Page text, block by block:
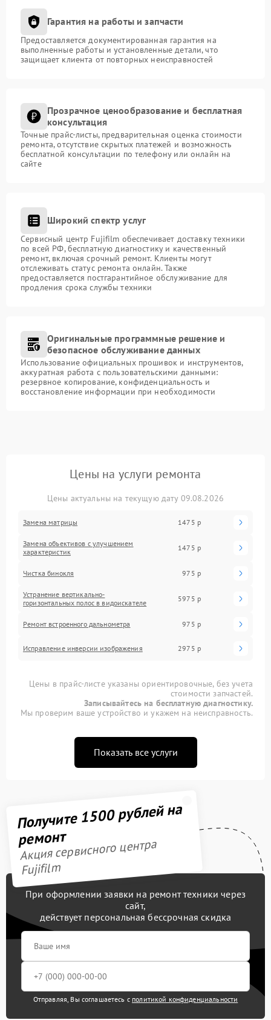
Гарантия на работы и запчасти
Предоставляется документированная гарантия на
выполненные работы и установленные детали, что
защищает клиента от повторных неисправностей
Прозрачное ценообразование и бесплатная
консультация
Точные прайс-листы, предварительная оценка стоимости
ремонта, отсутствие скрытых платежей и возможность
бесплатной консультации по телефону или онлайн на
сайте
Широкий спектр услуг
Сервисный центр Fujifilm обеспечивает доставку техники
по всей РФ, бесплатную диагностику и качественный
ремонт, включая срочный ремонт. Клиенты могут
отслеживать статус ремонта онлайн. Также
предоставляется постгарантийное обслуживание для
продления срока службы техники
Оригинальные программные решение и
безопасное обслуживание данных
Использование официальных прошивок и инструментов,
аккуратная работа с пользовательскими данными:
резервное копирование, конфиденциальность и
восстановление информации при необходимости
Цены на услуги ремонта
Цены актуальны на текущую дату 09.08.2026
Замена матрицы 1475 р
Замена объективов с улучшением
характеристик
1475 р
Чистка бинокля 975 р
Устранение вертикально-
горизонтальных полос в видоискателе
5975 р
Ремонт встроенного дальнометра 975 р
Исправление инверсии изображения 2975 р
Цены в прайс-листе указаны ориентировочные, без учета
стоимости запчастей.
Записывайтесь на бесплатную диагностику.
Мы проверим ваше устройство и укажем на неисправность.
Показать все услуги
Получите 1500 рублей на
ремонт
Акция сервисного центра
Fujifilm
При оформлении заявки на ремонт техники через
сайт,
действует персональная бессрочная скидка
Отправляя, Вы соглашаетесь с политикой конфиденциальности